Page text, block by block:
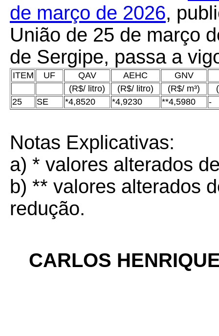
de março de 2026,
União de 25 de março
de Sergipe, passa a
ITEM UF QAV AEHC
GNV
(R$/ litro)
(R$/ litro) (R$/ m³)
25
SE *4,8520 *4,9230 **4,5980 -
Notas Explicativas:
a) * valores alterados
b) ** valores alterados
redução.
CARLOS